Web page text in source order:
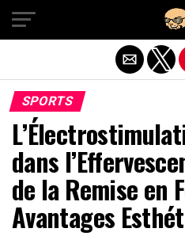
SPORTS
dans
de la Remise en
Avantages
Exit